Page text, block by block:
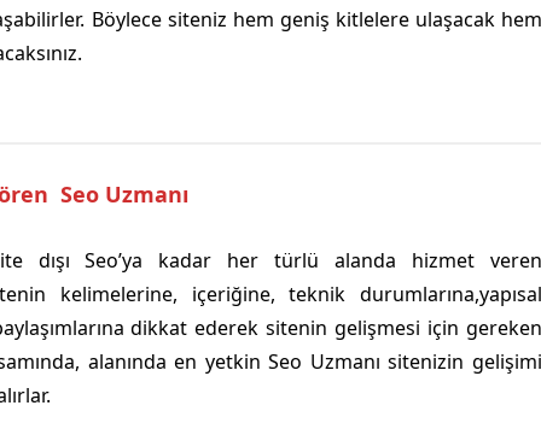
Böylece siteniz hem geniş kitlelere ulaşacak hem
Seo Uzmanı
dışı Seo’ya kadar her türlü alanda hizmet veren
kelimelerine, içeriğine, teknik durumlarına,yapısal
dikkat ederek sitenin gelişmesi için gereken
alanında en yetkin Seo Uzmanı sitenizin gelişimi